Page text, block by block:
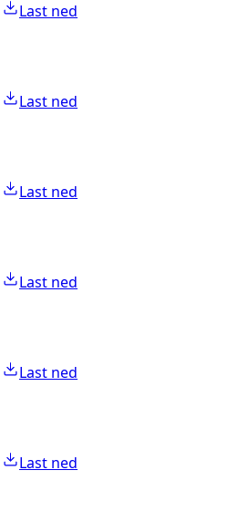
Last ned
Last ned
Last ned
Last ned
Last ned
Last ned